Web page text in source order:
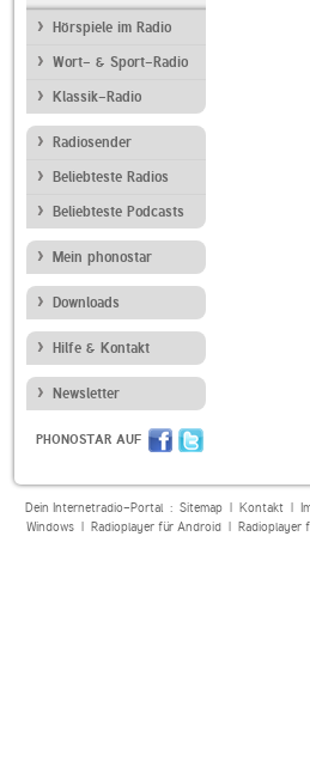
Hörspiele im Radio
Wort- & Sport-Radio
Klassik-Radio
Radiosender
Beliebteste Radios
Beliebteste Podcasts
Mein phonostar
Downloads
Hilfe & Kontakt
Newsletter
PHONOSTAR AUF
Dein Internetradio-Portal : Sitemap| Kontakt|
Windows| Radioplayer für Android| Radioplayer